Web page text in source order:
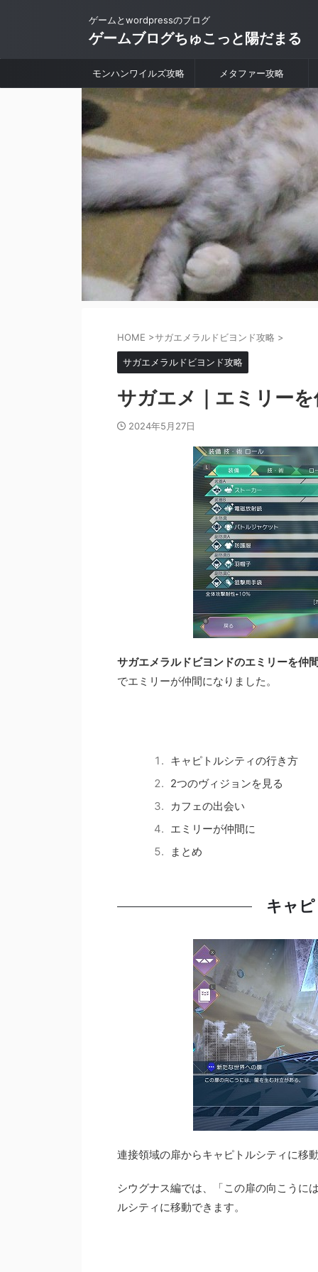
ゲームとwordpressのブログ
ゲームブログちゅこっと陽だまる
モンハンワイルズ攻略 メタファー攻略
HOME >サガエメラルドビヨンド攻略 >
サガエメラルドビヨンド攻略
サガエメ｜エミリー
2024年5月27日
サガエメラルドビヨンドのエミリーを仲
でエミリーが仲間になりました。
キャピトルシティの行き方
2つのヴィジョンを見る
カフェの出会い
エミリーが仲間に
まとめ
キャ
連接領域の扉からキャピトルシティに移
シウグナス編では、「この扉の向こうに
ルシティに移動できます。